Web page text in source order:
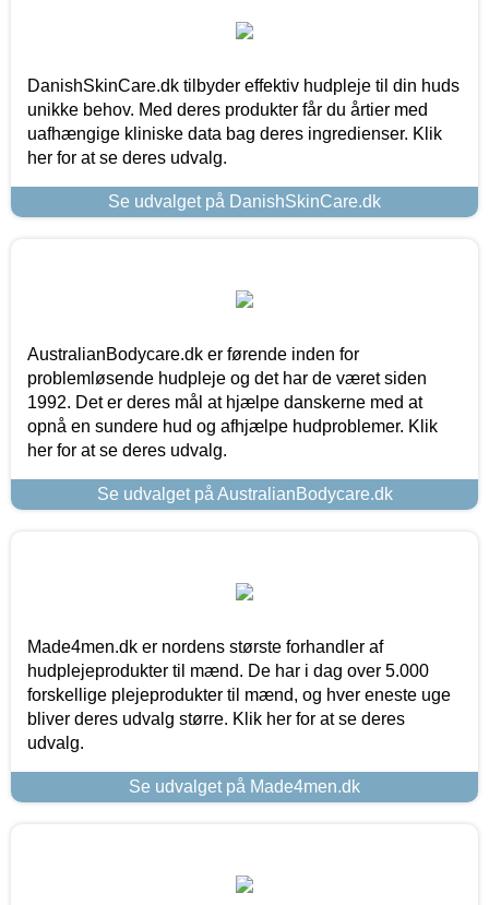
DanishSkinCare.dk tilbyder effektiv hudpleje til din huds
unikke behov. Med deres produkter får du årtier med
uafhængige kliniske data bag deres ingredienser. Klik
her for at se deres udvalg.
Se udvalget på DanishSkinCare.dk
AustralianBodycare.dk er førende inden for
problemløsende hudpleje og det har de været siden
1992. Det er deres mål at hjælpe danskerne med at
opnå en sundere hud og afhjælpe hudproblemer. Klik
her for at se deres udvalg.
Se udvalget på AustralianBodycare.dk
Made4men.dk er nordens største forhandler af
hudplejeprodukter til mænd. De har i dag over 5.000
forskellige plejeprodukter til mænd, og hver eneste uge
bliver deres udvalg større. Klik her for at se deres
udvalg.
Se udvalget på Made4men.dk